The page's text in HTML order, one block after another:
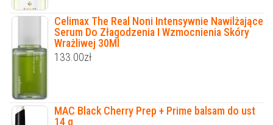
Celimax The Real Noni Intensywnie Nawilżające
Serum Do Złagodzenia I Wzmocnienia Skóry
Wrażliwej 30Ml
133.00zł
MAC Black Cherry Prep + Prime balsam do ust
14 g